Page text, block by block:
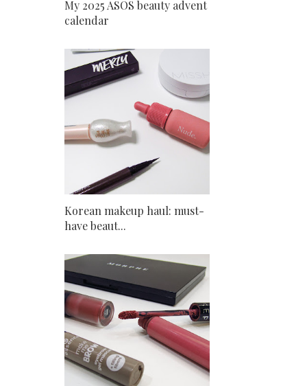
My 2025 ASOS beauty advent
calendar
Korean makeup haul: must-
have beaut...